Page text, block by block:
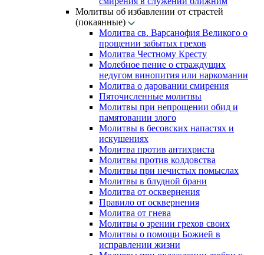
Молитвы об избавлении от страстей
(покаянные)
Молитва св. Варсанофия Великого о
прощении забытых грехов
Молитва Честному Кресту
Молебное пение о страждущих
недугом винопития или наркомании
Молитва о даровании смирения
Пяточисленные молитвы
Молитвы при непрощении обид и
памятовании злого
Молитвы в бесовских напастях и
искушениях
Молитва против антихриста
Молитвы против колдовства
Молитвы при нечистых помыслах
Молитвы в блудной брани
Молитва от осквернения
Правило от осквернения
Молитва от гнева
Молитвы о зрении грехов своих
Молитвы о помощи Божией в
исправлении жизни